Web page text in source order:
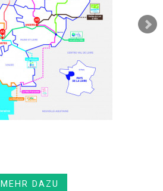
MEHR DAZU